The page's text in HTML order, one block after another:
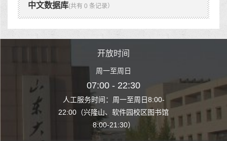
中文数据库(共有 0 条记录）
至周日8:00-
园校区图书馆
开放时间
周一至周日
07:00 - 22:30
人工服务时间：周一至周日8:00-
22:00（兴隆山、软件园校区图书馆
8:00-21:30）
人工服务时间
22:00（兴隆山